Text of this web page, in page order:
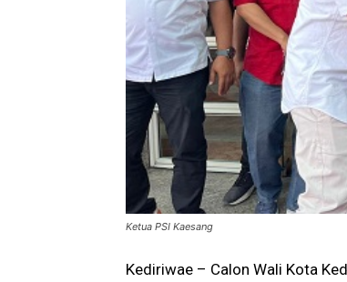
Ketua PSI Kaesang
Kediriwae – Calon Wali Kota